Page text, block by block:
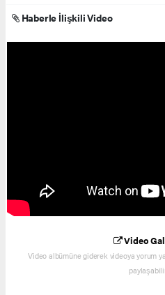
Haberle İlişkili Video
Video
Video albümüne giderek videoya yorum